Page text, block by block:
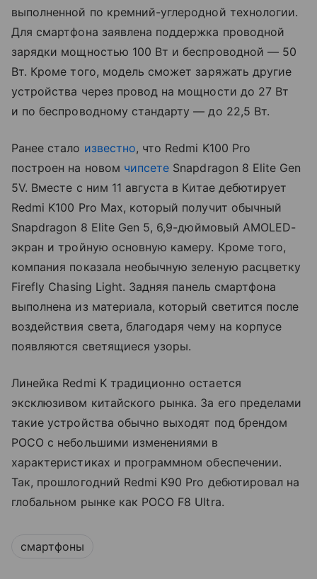
выполненной по кремний-углеродной технологии.
Для смартфона заявлена поддержка проводной
зарядки мощностью 100 Вт и беспроводной — 50
Вт. Кроме того, модель сможет заряжать другие
устройства через провод на мощности до 27 Вт
и по беспроводному стандарту — до 22,5 Вт.
Ранее стало известно, что Redmi K100 Pro
построен на новом чипсете Snapdragon 8 Elite Gen
5V. Вместе с ним 11 августа в Китае дебютирует
Redmi K100 Pro Max, который получит обычный
Snapdragon 8 Elite Gen 5, 6,9-дюймовый AMOLED-
экран и тройную основную камеру. Кроме того,
компания показала необычную зеленую расцветку
Firefly Chasing Light. Задняя панель смартфона
выполнена из материала, который светится после
воздействия света, благодаря чему на корпусе
появляются светящиеся узоры.
Линейка Redmi K традиционно остается
эксклюзивом китайского рынка. За его пределами
такие устройства обычно выходят под брендом
POCO с небольшими изменениями в
характеристиках и программном обеспечении.
Так, прошлогодний Redmi K90 Pro дебютировал на
глобальном рынке как POCO F8 Ultra.
смартфоны